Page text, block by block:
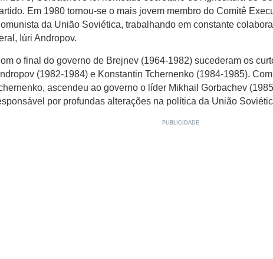
Em 1980 tornou-se o mais jovem membro do Comitê
da União Soviética, trabalhando em constante
Iúri Andropov.
o final do governo de Brejnev (1964-1982) sucederam os
(1982-1984) e Konstantin Tchernenko (1984-1985).
ascendeu ao governo o líder Mikhail Gorbachev
por profundas alterações na política da União